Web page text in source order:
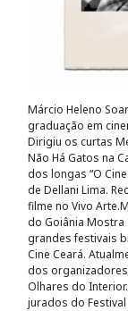
Márcio Heleno
graduação em
Dirigiu os curtas
Não Há Gatos na
dos longas “O
de Dellani Lima.
filme no Vivo
do Goiânia Mostra
grandes festivais
Cine Ceará.
dos
Olhares do
jurados do Festival